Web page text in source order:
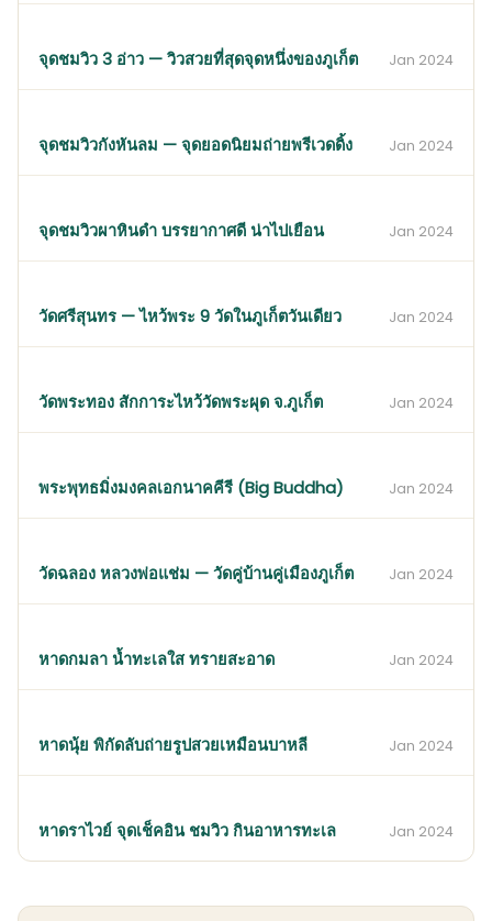
จุดชมวิว 3 อ่าว — วิวสวยที่สุดจุดหนึ่งของภูเก็ต Jan 2024
จุดชมวิวกังหันลม — จุดยอดนิยมถ่ายพรีเวดดิ้ง Jan 2024
จุดชมวิวผาหินดำ บรรยากาศดี น่าไปเยือน Jan 2024
วัดศรีสุนทร — ไหว้พระ 9 วัดในภูเก็ตวันเดียว Jan 2024
วัดพระทอง สักการะไหว้วัดพระผุด จ.ภูเก็ต Jan 2024
พระพุทธมิ่งมงคลเอกนาคคีรี (Big Buddha) Jan 2024
วัดฉลอง หลวงพ่อแช่ม — วัดคู่บ้านคู่เมืองภูเก็ต Jan 2024
หาดกมลา น้ำทะเลใส ทรายสะอาด Jan 2024
หาดนุ้ย พิกัดลับถ่ายรูปสวยเหมือนบาหลี Jan 2024
หาดราไวย์ จุดเช็คอิน ชมวิว กินอาหารทะเล Jan 2024